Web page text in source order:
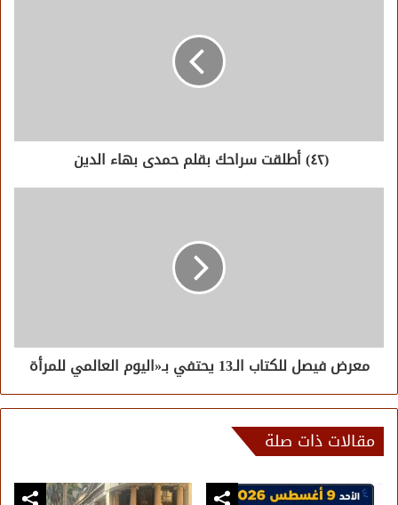
(٤٢) أطلقت سراحك بقلم حمدى بهاء الدين
معرض فيصل للكتاب الـ13 يحتفي بـ«اليوم العالمي للمرأة
مقالات ذات صلة